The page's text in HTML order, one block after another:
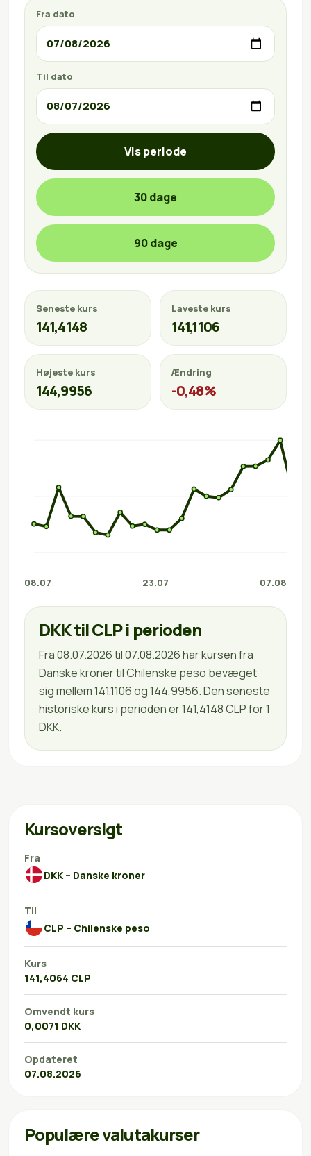
Fra dato
Til dato
Vis periode
30 dage
90 dage
Seneste kurs
141,4148
Laveste kurs
141,1106
Højeste kurs
144,9956
Ændring
-0,48%
08.07 23.07 07.08
DKK til CLP i perioden
Fra 08.07.2026 til 07.08.2026 har kursen fra
Danske kroner til Chilenske peso bevæget
sig mellem 141,1106 og 144,9956. Den seneste
historiske kurs i perioden er 141,4148 CLP for 1
DKK.
Kursoversigt
Fra
DKK – Danske kroner
Til
CLP – Chilenske peso
Kurs
141,4064 CLP
Omvendt kurs
0,0071 DKK
Opdateret
07.08.2026
Populære valutakurser